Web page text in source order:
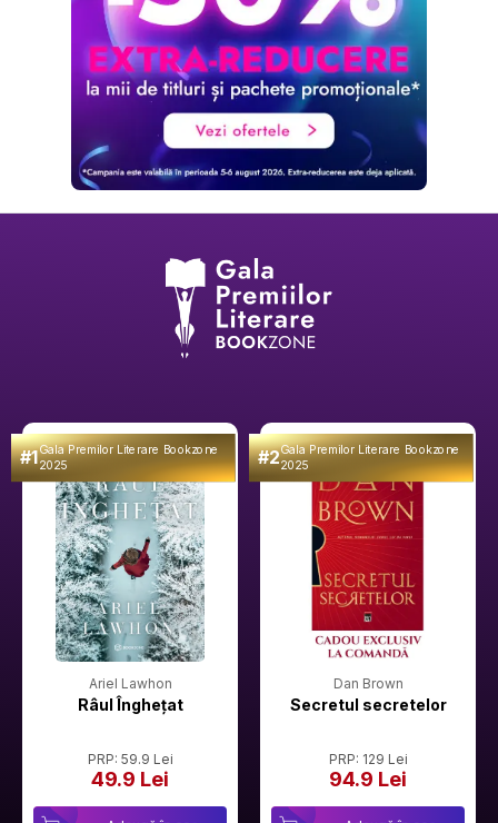
#1Gala Premilor Literare Bookzone
2025
Ariel Lawhon
Râul Înghețat
PRP: 59.9 Lei
49.9 Lei
#2Gala Premilor Literare Bookzone
2025
Dan Brown
Secretul secretelor
PRP: 129 Lei
94.9 Lei